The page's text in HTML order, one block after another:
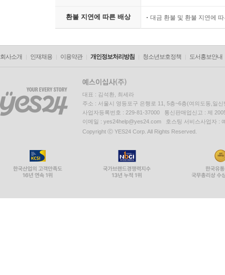
환불 지연에 따른 배상 대금 환불 및 환불 지연에
회사소개 인재채용 이용약관 개인정보처리방침 청소년보호정책 도서홍보안내
대표 : 김석환, 최세라
주소 : 서울시 영등포구 은행로 11, 5층~6층(여의도동,일신
사업자등록번호 : 229-81-37000 통신판매업신고 : 제
이메일 : yes24help@yes24.com 호스팅 서비스사업자 :
Copyright ⓒ YES24 Corp. All Rights Reserved.